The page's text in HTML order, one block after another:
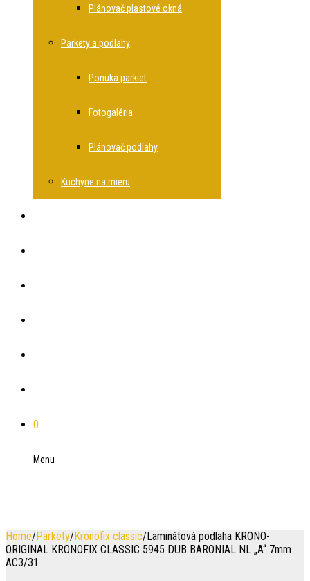
Plánovač plastové okná
Parkety a podlahy
Ponuka parkiet
Fotogaléria
Plánovač podlahy
Kuchyne na mieru
0
Menu
Home/Parkety/Kronofix classic/Laminátová podlaha KRONO-
ORIGINAL KRONOFIX CLASSIC 5945 DUB BARONIAL NL „A“ 7mm
AC3/31